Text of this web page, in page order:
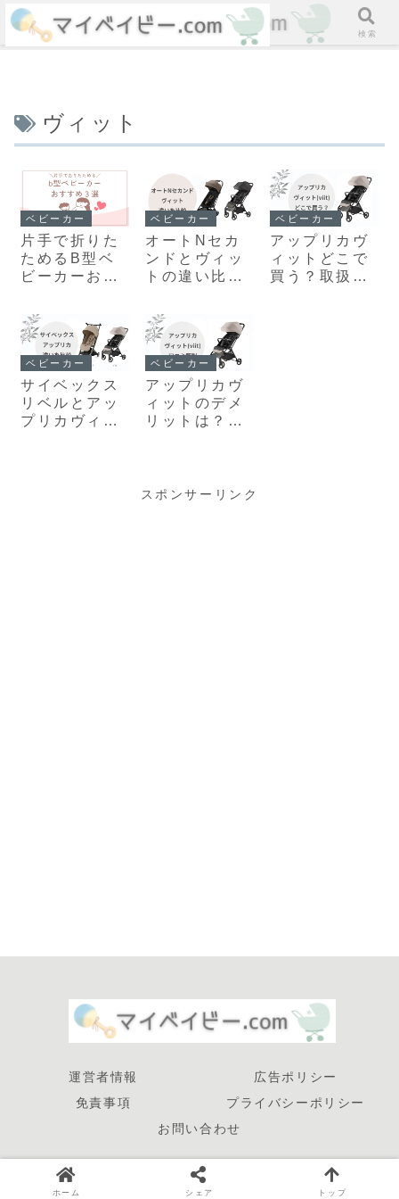
ヴィット
ベビーカー
片手で折りた
ためるB型ベ
ビーカーおす
役ママが厳選
ベビーカー
オートNセカ
ンドとヴィッ
トの違い比
いいか現役マ
マ解説
ベビーカー
アップリカヴ
ィットどこで
買う？取扱店
ベビーカー
サイベックス
リベルとアッ
プリカヴィッ
ベビーカー
アップリカヴ
ィットのデメ
リットは？現
スポンサーリンク
運営者情報
広告ポリシー
免責事項
プライバシーポリシー
お問い合わせ
© 2025 マイベイビー.com.
ホーム 検索
ホーム シェア トップ